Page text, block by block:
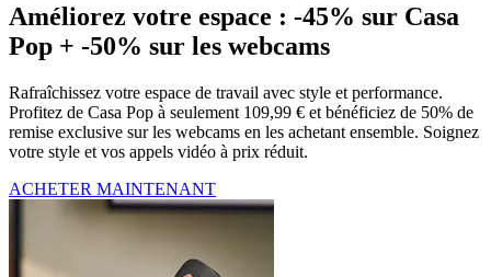
Améliorez votre espace : -45% sur Casa
Pop + -50% sur les webcams
Rafraîchissez votre espace de travail avec style et performance.
Profitez de Casa Pop à seulement 109,99 € et bénéficiez de 50% de
remise exclusive sur les webcams en les achetant ensemble. Soignez
votre style et vos appels vidéo à prix réduit.
ACHETER MAINTENANT